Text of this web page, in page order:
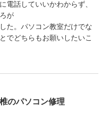
電話していいかわからず、
が
た。パソコン教室だけでな
でどちらもお願いしたいこ
のパソコン修理